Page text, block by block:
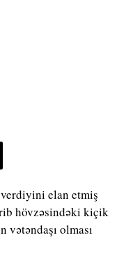
elan etmiş
hövzəsindəki kiçik
vətəndaşı olması